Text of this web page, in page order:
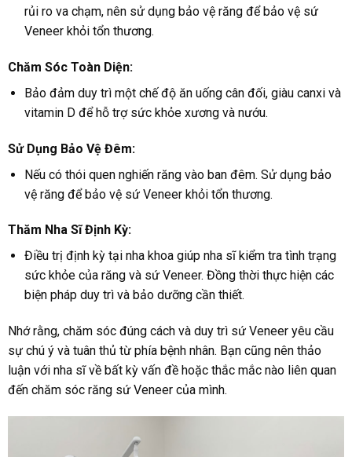
rủi ro va chạm, nên sử dụng bảo vệ răng để bảo vệ sứ
Veneer khỏi tổn thương.
Chăm Sóc Toàn Diện:
Bảo đảm duy trì một chế độ ăn uống cân đối, giàu canxi và
vitamin D để hỗ trợ sức khỏe xương và nướu.
Sử Dụng Bảo Vệ Đêm:
Nếu có thói quen nghiến răng vào ban đêm. Sử dụng bảo
vệ răng để bảo vệ sứ Veneer khỏi tổn thương.
Thăm Nha Sĩ Định Kỳ:
Điều trị định kỳ tại nha khoa giúp nha sĩ kiểm tra tình trạng
sức khỏe của răng và sứ Veneer. Đồng thời thực hiện các
biện pháp duy trì và bảo dưỡng cần thiết.
Nhớ rằng, chăm sóc đúng cách và duy trì sứ Veneer yêu cầu
sự chú ý và tuân thủ từ phía bệnh nhân. Bạn cũng nên thảo
luận với nha sĩ về bất kỳ vấn đề hoặc thắc mắc nào liên quan
đến chăm sóc răng sứ Veneer của mình.